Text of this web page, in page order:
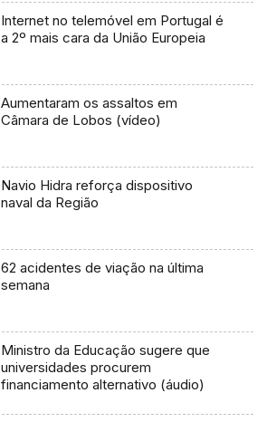
Internet no telemóvel em Portugal é
a 2º mais cara da União Europeia
Aumentaram os assaltos em
Câmara de Lobos (vídeo)
Navio Hidra reforça dispositivo
naval da Região
62 acidentes de viação na última
semana
Ministro da Educação sugere que
universidades procurem
financiamento alternativo (áudio)